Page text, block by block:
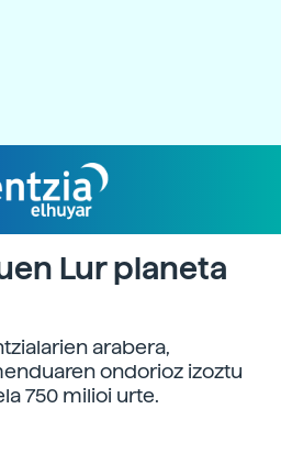
Lur planeta
arabera,
ondorioz izoztu
750 milioi urte.